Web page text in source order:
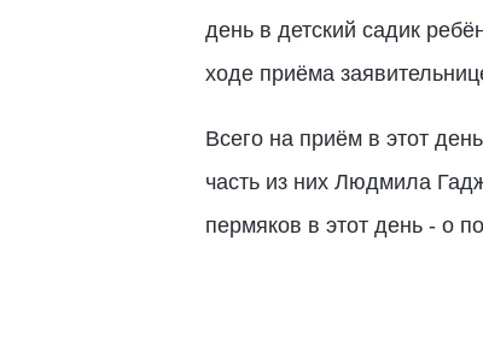
день в детский садик
ходе приёма
Всего на приём в этот
часть из них Людмила
пермяков в этот день - о